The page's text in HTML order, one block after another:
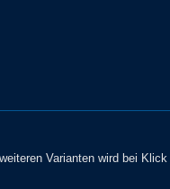
Varianten wird bei Klick